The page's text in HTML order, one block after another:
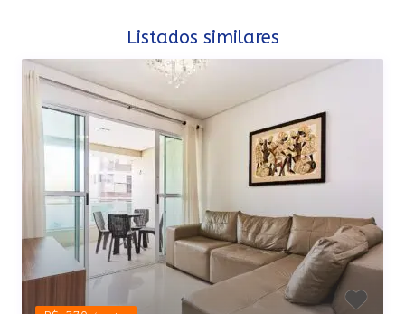
Listados similares